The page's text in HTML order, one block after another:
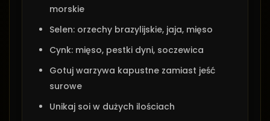
morskie
Selen: orzechy brazylijskie, jaja, mięso
Cynk: mięso, pestki dyni, soczewica
Gotuj warzywa kapustne zamiast jeść
surowe
Unikaj soi w dużych ilościach